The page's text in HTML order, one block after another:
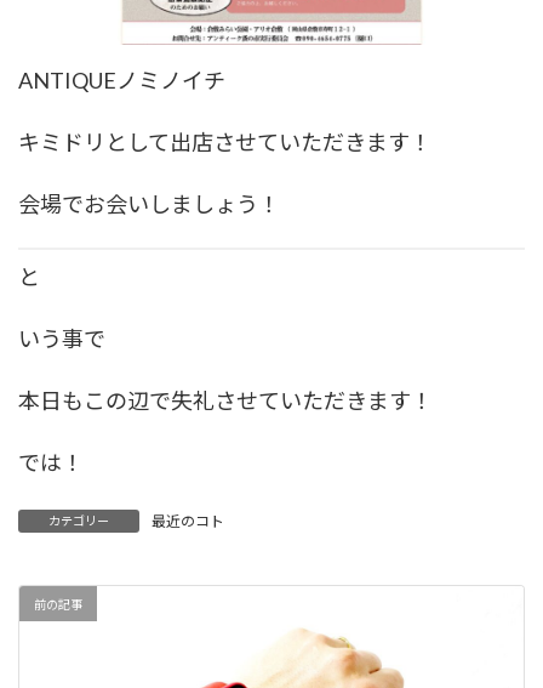
ANTIQUEノミノイチ
キミドリとして出店させていただきます！
会場でお会いしましょう！
と
いう事で
本日もこの辺で失礼させていただきます！
では！
カテゴリー 最近のコト
前の記事